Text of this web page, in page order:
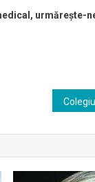
urmărește-